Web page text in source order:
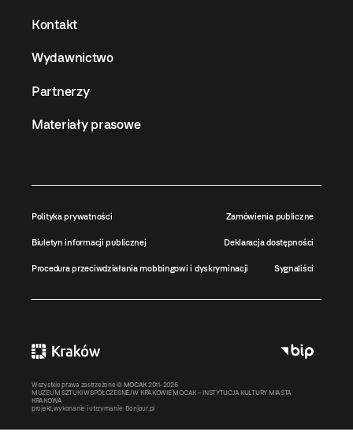
Kontakt
Wydawnictwo
Partnerzy
Materiały prasowe
Polityka prywatności Zamówienia publiczne
Biuletyn informacji publicznej Deklaracja dostępności
Procedura przeciwdziałania mobbingowi i dyskryminacji Sygnaliści
Wszystkie prawa zastrzeżone © MOCAK 2011-2026
MUZEUM SZTUKI WSPÓŁCZESNEJ W KRAKOWIE MOCAK – INSTYTUCJA KULTURY MIASTA
KRAKOWA
projekt, wykonanie i utrzymanie: Bonjour.pl